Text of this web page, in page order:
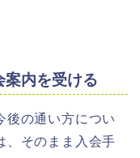
内を受ける
後の通い方につい
、そのまま入会手